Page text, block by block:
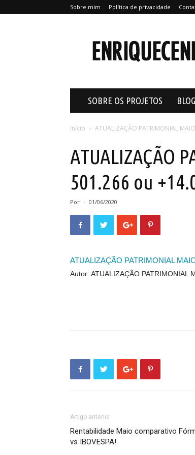
Sobre mim Política de privacidade
SOBRE OS PROJETOS
Início ATUALIZAÇÃO PATRIMONIAL
ATUALIZAÇÃO
501.266 ou
Por - 01/06/2020
ATUALIZAÇÃO PATRIMONIAL
Autor: ATUALIZAÇÃO PATRIMONIAL
Artigo anterior
Rentabilidade Maio comparativo
vs IBOVESPA!